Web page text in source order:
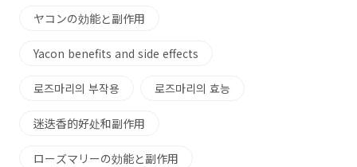
ヤコンの効能と副作用
Yacon benefits and side effects
로즈마리의 부작용 로즈마리의 효능
迷迭香的好处和副作用
ローズマリーの効能と副作用